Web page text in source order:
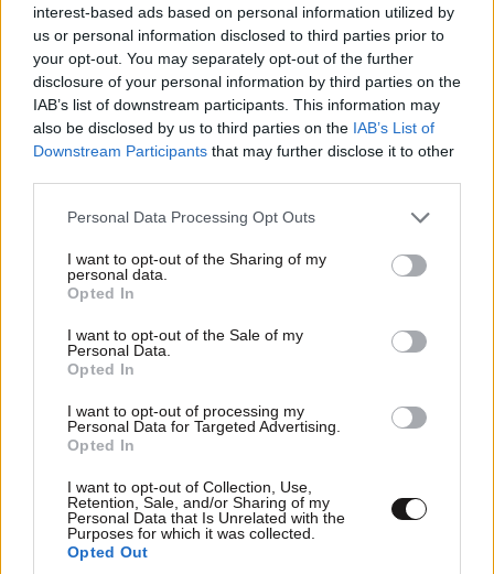
interest-based ads based on personal information utilized by
us or personal information disclosed to third parties prior to
your opt-out. You may separately opt-out of the further
disclosure of your personal information by third parties on the
IAB’s list of downstream participants. This information may
also be disclosed by us to third parties on the IAB’s List of
Downstream Participants that may further disclose it to other
Please note that this website/app uses one or more Google
not limited to your visit or usage behaviour. You may click to
grant or deny consent to Google and its third-party tags to
use your data for below specified purposes in below Google
consent section.
Personal Data Processing Opt Outs
I want to opt-out of the Sharing of my
personal data.
Opted In
I want to opt-out of the Sale of my
Personal Data.
Opted In
I want to opt-out of processing my
Personal Data for Targeted Advertising.
Opted In
I want to opt-out of Collection, Use,
Retention, Sale, and/or Sharing of my
Personal Data that Is Unrelated with the
Purposes for which it was collected.
Opted Out
Ακολουθήστε τοNEWSBEASTστοGoogle News
και μάθετε πρώτοι όλες τις ειδήσεις